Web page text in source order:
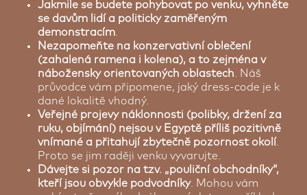
Jakmile se budete pohybovat po venku, vyhněte
se davům lidí a politicky zaměřeným
demonstracím
Nezapomeňte na konzervativní oblečení
(zahalená ramena i kolena), a to zejména v
nábožensky orientovaných oblastech . Náš
průvodce vám připomene, jaký dress-code je k
dané lokalitě vhodný.
Veřejné projevy náklonnosti (polibky, držení za
ruku, objímání) nejsou v Egyptě příliš pozitivně
vnímané a přitahují zbytečně pozornost okolí
Proto se jim raději venku vyvarujte.
Dávejte si pozor na tzv. „pouliční obchodníky“,
kteří jsou obvykle podvodníky. Mohou vám